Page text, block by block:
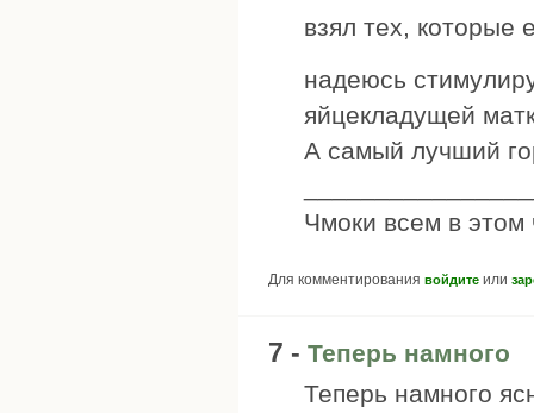
взял тех, которые
надеюсь
яйцекладущей
А самый лучший
Чмоки всем в этом
Для комментирования войдите или
7 - Теперь намного
Теперь намного